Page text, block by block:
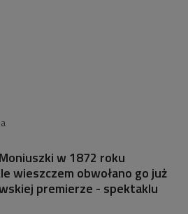
w 1872 roku
wieszczem obwołano go już
premierze - spektaklu